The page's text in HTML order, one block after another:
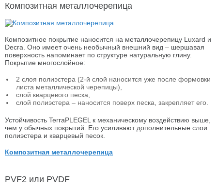
Композитная металлочерепица
Композитное покрытие наносится на металлочерепицу Luxard и
Decra. Оно имеет очень необычный внешний вид – шершавая
поверхность напоминает по структуре натуральную глину.
Покрытие многослойное:
2 слоя полиэстера (2-й слой наносится уже после формовки
листа металлической черепицы),
слой кварцевого песка,
слой полиэстера – наносится поверх песка, закрепляет его.
Устойчивость TerraPLEGEL к механическому воздействию выше,
чем у обычных покрытий. Его усиливают дополнительные слои
полиэстера и кварцевый песок.
Композитная металлочерепица
PVF2 или PVDF